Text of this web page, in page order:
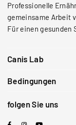
Professionelle
gemeinsame Arbeit
Für einen gesunden
Canis Lab
Bedingungen
folgen Sie uns